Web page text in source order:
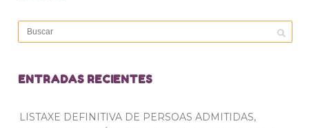
ENTRADAS RECIENTES
LISTAXE DEFINITIVA DE PERSOAS ADMITIDAS,